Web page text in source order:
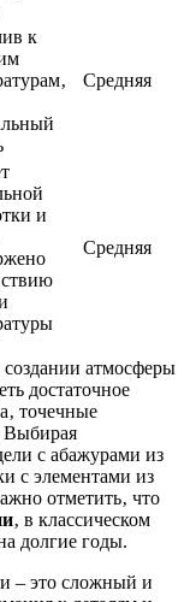
к
Средняя
и
Средняя
атмосферы
достаточное
точечные
Выбирая
с абажурами из
с элементами из
отметить‚ что
‚ в классическом
долгие годы.
– это сложный и